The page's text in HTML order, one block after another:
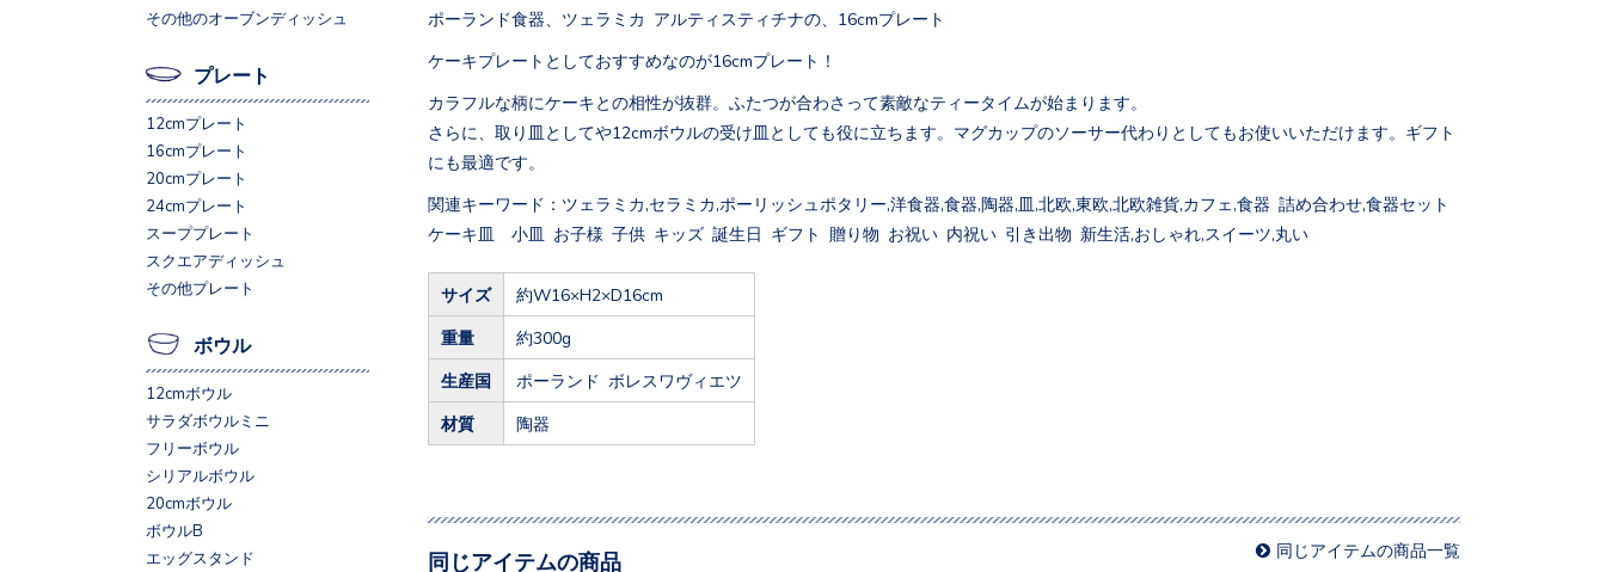
ポーランド食器、ツェラミカ アルティスティチナの、16cmプレート
ケーキプレートとしておすすめなのが16cmプレート！
カラフルな柄にケーキとの相性が抜群。ふたつが合わさって素敵なティータイムが始まります。
さらに、取り皿としてや12cmボウルの受け皿としても役に立ちます。マグカップのソーサー代わりとしてもお使いいただけます。ギフト
にも最適です。
関連キーワード：ツェラミカ,セラミカ,ポーリッシュポタリー,洋食器,食器,陶器,皿,北欧,東欧,北欧雑貨,カフェ,食器 詰め合わせ,食器セット
ケーキ皿 小皿 お子様 子供 キッズ 誕生日 ギフト 贈り物 お祝い 内祝い 引き出物 新生活,おしゃれ,スイーツ,丸い
サイズ 約W16×H2×D16cm
重量 約300g
生産国 ポーランド ボレスワヴィエツ
材質 陶器
同じアイテムの商品 同じアイテムの商品一覧
その他のオーブンディッシュ
プレート
12cmプレート
16cmプレート
20cmプレート
24cmプレート
スーププレート
スクエアディッシュ
その他プレート
ボウル
12cmボウル
サラダボウルミニ
フリーボウル
シリアルボウル
20cmボウル
ボウルB
エッグスタンド